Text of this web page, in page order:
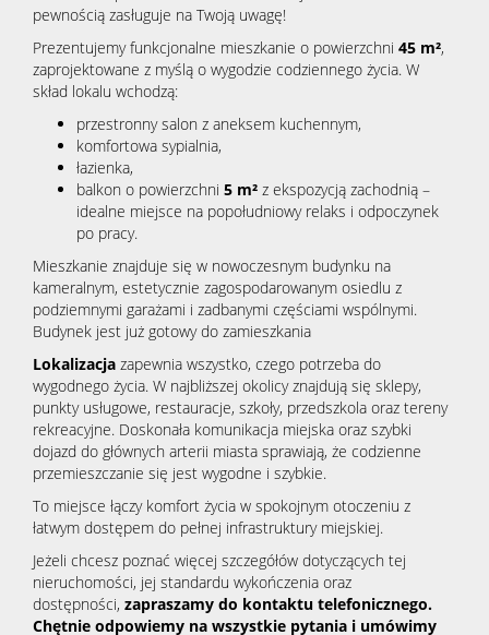
pewnością zasługuje na Twoją uwagę!
Prezentujemy funkcjonalne mieszkanie o powierzchni 45 m²,
zaprojektowane z myślą o wygodzie codziennego życia. W
skład lokalu wchodzą:
przestronny salon z aneksem kuchennym,
komfortowa sypialnia,
łazienka,
balkon o powierzchni 5 m² z ekspozycją zachodnią –
idealne miejsce na popołudniowy relaks i odpoczynek
po pracy.
Mieszkanie znajduje się w nowoczesnym budynku na
kameralnym, estetycznie zagospodarowanym osiedlu z
podziemnymi garażami i zadbanymi częściami wspólnymi.
Budynek jest już gotowy do zamieszkania
Lokalizacja zapewnia wszystko, czego potrzeba do
wygodnego życia. W najbliższej okolicy znajdują się sklepy,
punkty usługowe, restauracje, szkoły, przedszkola oraz tereny
rekreacyjne. Doskonała komunikacja miejska oraz szybki
dojazd do głównych arterii miasta sprawiają, że codzienne
przemieszczanie się jest wygodne i szybkie.
To miejsce łączy komfort życia w spokojnym otoczeniu z
łatwym dostępem do pełnej infrastruktury miejskiej.
Jeżeli chcesz poznać więcej szczegółów dotyczących tej
nieruchomości, jej standardu wykończenia oraz
dostępności, zapraszamy do kontaktu telefonicznego.
Chętnie odpowiemy na wszystkie pytania i umówimy